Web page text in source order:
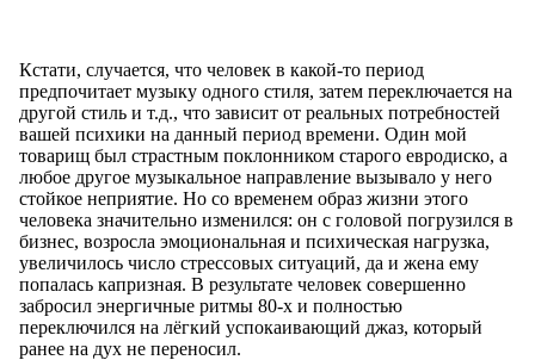
Кстати, случается, что человек в какой-то период
предпочитает музыку одного стиля, затем переключается на
другой стиль и т.д., что зависит от реальных потребностей
вашей психики на данный период времени. Один мой
товарищ был страстным поклонником старого евродиско, а
любое другое музыкальное направление вызывало у него
стойкое неприятие. Но со временем образ жизни этого
человека значительно изменился: он с головой погрузился в
бизнес, возросла эмоциональная и психическая нагрузка,
увеличилось число стрессовых ситуаций, да и жена ему
попалась капризная. В результате человек совершенно
забросил энергичные ритмы 80-х и полностью
переключился на лёгкий успокаивающий джаз, который
ранее на дух не переносил.